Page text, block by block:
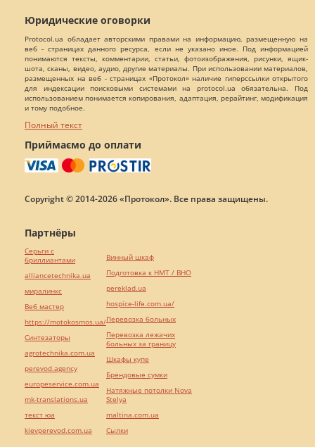
Юридические оговорки
Protocol.ua обладает авторскими правами на информацию, размещенную на
веб - страницах данного ресурса, если не указано иное. Под информацией
понимаются тексты, комментарии, статьи, фотоизображения, рисунки, ящик-
шота, сканы, видео, аудио, другие материалы. При использовании материалов,
размещенных на веб - страницах «Протокол» наличие гиперссылки открытого
для индексации поисковыми системами на protocol.ua обязательна. Под
использованием понимается копирования, адаптация, рерайтинг, модификация
и тому подобное.
Полный текст
Приймаємо до оплати
Copyright © 2014-2026 «Протокол». Все права защищены.
Партнёры
Серьги с
бриллиантами
alliancetechnika.ua
миралинкс
Веб мастер
https://motokosmos.ua/
Синтезаторы
agrotechnika.com.ua
perevod.agency
europeservice.com.ua
mk-translations.ua
текст юа
kievperevod.com.ua
Винный шкаф
Подготовка к НМТ / ВНО
pereklad.ua
hospice-life.com.ua/
Перевозка больных
Перевозка лежачих
больных за границу
Шкафы купе
Брендовые сумки
Натяжные потолки Nova
Stelya
maltina.com.ua
Cылки